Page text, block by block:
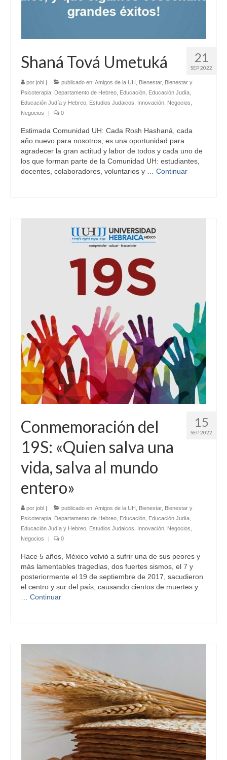
21
SEP 2022
Shaná Tová Umetuká
por jobl | publicado en: Amigos de la UH Bienestar, Bienestar y
Psicoterapia Departamento de Hebreo Educación Educación Judía
Educación Judía y Hebreo Estudios Judaicos Innovación Negocios
Negocios
| 0
Estimada Comunidad UH: Cada Rosh Hashaná, cada
año nuevo para nosotros, es una oportunidad para
agradecer la gran actitud y labor de todos y cada uno de
los que forman parte de la Comunidad UH: estudiantes,
docentes, colaboradores, voluntarios y … Continuar
15
SEP 2022
Conmemoración del
19S: «Quien salva una
vida, salva al mundo
entero»
por jobl | publicado en: Amigos de la UH Bienestar, Bienestar y
Psicoterapia Departamento de Hebreo Educación Educación Judía
Educación Judía y Hebreo Estudios Judaicos Innovación Negocios
Negocios
| 0
Hace 5 años, México volvió a sufrir una de sus peores y
más lamentables tragedias, dos fuertes sismos, el 7 y
posteriormente el 19 de septiembre de 2017, sacudieron
el centro y sur del país, causando cientos de muertes y
Continuar